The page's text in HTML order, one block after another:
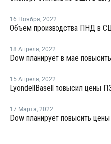
16 Ноября, 2022
18 Апреля, 2022
Dow планирует в мае
15 Апреля, 2022
LyondellBasell повысил цены
17 Марта, 2022